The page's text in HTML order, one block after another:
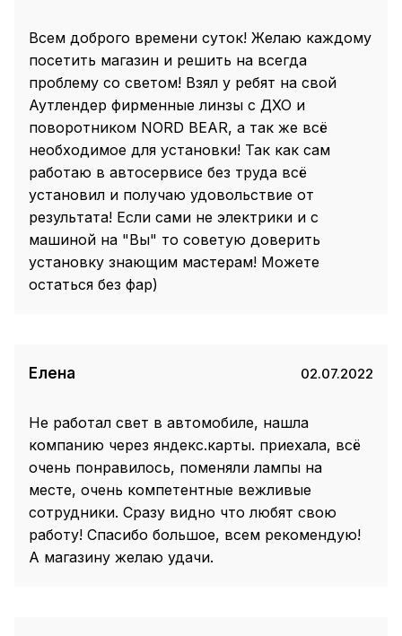
Всем доброго времени суток! Желаю каждому
посетить магазин и решить на всегда
проблему со светом! Взял у ребят на свой
Аутлендер фирменные линзы с ДХО и
поворотником NORD BEAR, а так же всё
необходимое для установки! Так как сам
работаю в автосервисе без труда всё
установил и получаю удовольствие от
результата! Если сами не электрики и с
машиной на "Вы" то советую доверить
установку знающим мастерам! Можете
остаться без фар)
Елена 02.07.2022
Не работал свет в автомобиле, нашла
компанию через яндекс.карты. приехала, всё
очень понравилось, поменяли лампы на
месте, очень компетентные вежливые
сотрудники. Сразу видно что любят свою
работу! Спасибо большое, всем рекомендую!
А магазину желаю удачи.